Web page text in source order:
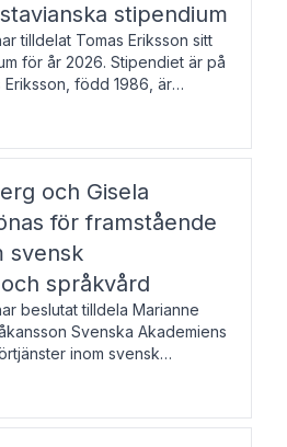
stipendium
tilldelat Tomas Eriksson sitt
för år 2026. Stipendiet är på
född 1986, är
och författare och
Syndabocken.
och Gisela
för framstående
svensk
språkvård
beslutat tilldela Marianne
Svenska Akademiens
inom svensk
till minne av Carl Gabriel
2026. Prissumma